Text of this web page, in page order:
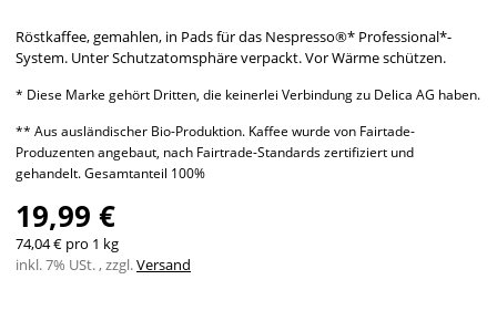
Röstkaffee, gemahlen, in Pads für das Nespresso®* Professional*-
System. Unter Schutzatomsphäre verpackt. Vor Wärme schützen.
* Diese Marke gehört Dritten, die keinerlei Verbindung zu Delica AG haben.
** Aus ausländischer Bio-Produktion. Kaffee wurde von Fairtade-
Produzenten angebaut, nach Fairtrade-Standards zertifiziert und
gehandelt. Gesamtanteil 100%
19,99 €
74,04 € pro 1 kg
inkl. 7% USt. , zzgl.Versand